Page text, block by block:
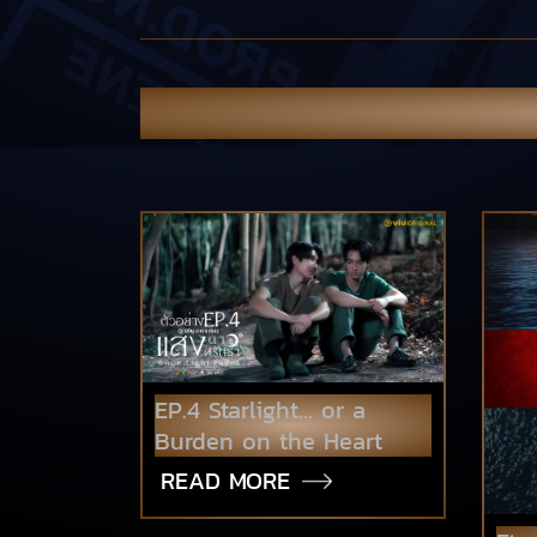
EP.4 Starlight... or a
Burden on the Heart
READ MORE